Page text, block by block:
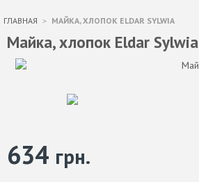
ГЛАВНАЯ МАЙКА, ХЛОПОК ELDAR SYLWIA
Майка, хлопок Eldar Sylwia
634 грн.